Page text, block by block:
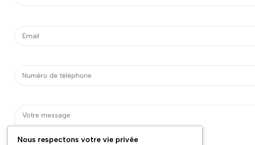
Nous respectons votre vie privée